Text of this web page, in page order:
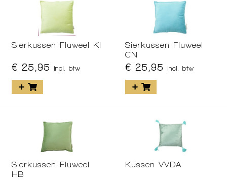
Sierkussen Fluweel KI
€ 25,95 incl. btw
Sierkussen Fluweel
CN
€ 25,95 incl. btw
Sierkussen Fluweel
HB
Kussen VVDA